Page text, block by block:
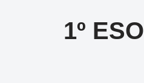
1º ESO